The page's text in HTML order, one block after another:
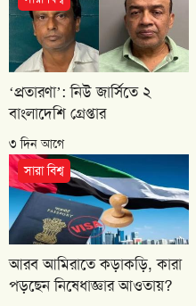
‘প্রতারণা’: নিউ জার্সিতে ২
বাংলাদেশি গ্রেপ্তার
৩ দিন আগে
সারা বিশ্ব
আরব আমিরাতে কড়াকড়ি, কারা
পড়ছেন নিষেধাজ্ঞার আওতায়?